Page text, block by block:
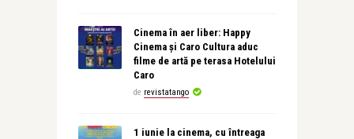
Cinema în aer liber: Happy
Cinema și Caro Cultura aduc
filme de artă pe terasa Hotelului
Caro
de revistatango
1 iunie la cinema, cu întreaga